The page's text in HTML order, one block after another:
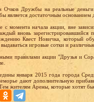
Очков Дружбы на реальные деньги
является достаточным основанием
с момента начала акции, вне
вновь
Квест Новичка, который
игровые сотки и
правилами акции "Друзья и
января 2015 года города
дают дополнительную
жителям Арены, которые хотят